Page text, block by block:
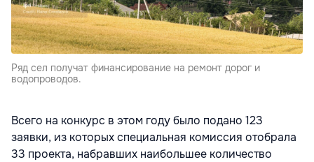
Ряд сел получат финансирование на ремонт дорог и
водопроводов.
Всего на конкурс в этом году было подано 123
заявки, из которых специальная комиссия отобрала
33 проекта, набравших наибольшее количество